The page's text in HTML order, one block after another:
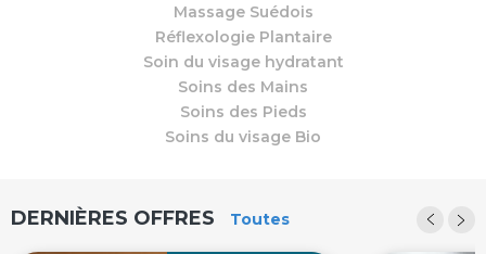
Massage Suédois
Réflexologie Plantaire
Soin du visage hydratant
Soins des Mains
Soins des Pieds
Soins du visage Bio
DERNIÈRES OFFRES Toutes